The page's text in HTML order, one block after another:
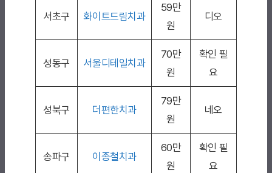
서초구 화이트드림치과
59만
원
디오
성동구 서울디테일치과
70만
원
확인 필
요
성북구 더편한치과
79만
원
네오
송파구 이종철치과
60만
원
확인 필
요